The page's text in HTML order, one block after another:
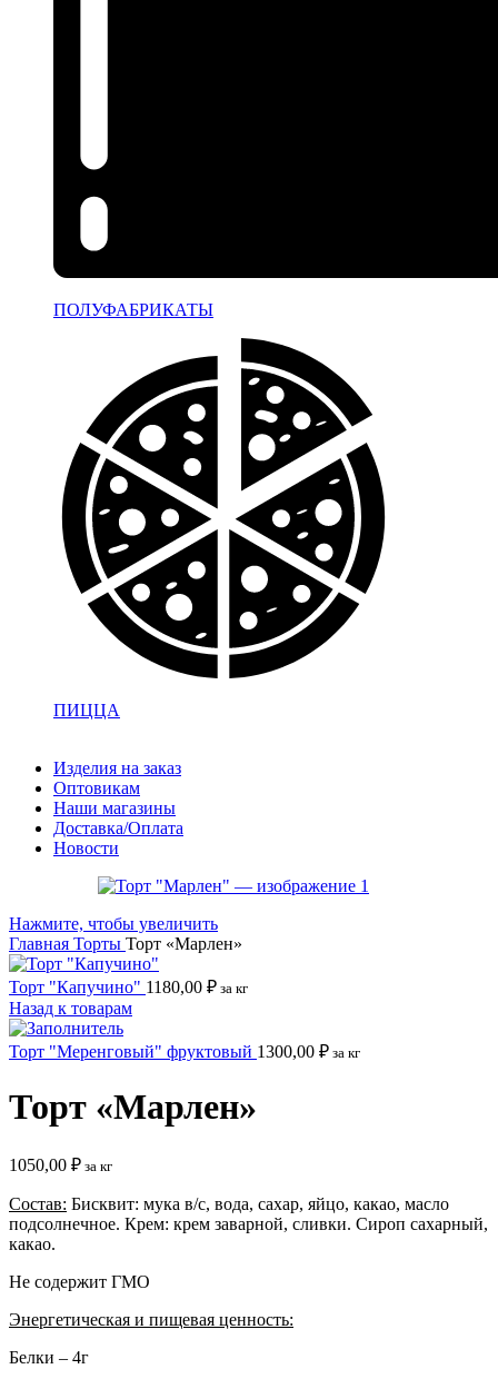
ПОЛУФАБРИКАТЫ
ПИЦЦА
Изделия на заказ
Оптовикам
Наши магазины
Доставка/Оплата
Новости
Нажмите, чтобы увеличить
Главная Торты Торт «Марлен»
Торт "Капучино" 1180,00 ₽ за кг
Назад к товарам
Торт "Меренговый" фруктовый 1300,00 ₽ за кг
Торт «Марлен»
1050,00 ₽ за кг
Состав: Бисквит: мука в/с, вода, сахар, яйцо, какао, масло
подсолнечное. Крем: крем заварной, сливки. Сироп сахарный,
какао.
Не содержит ГМО
Энергетическая и пищевая ценность:
Белки – 4г